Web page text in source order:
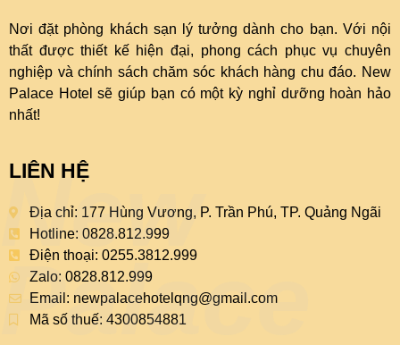
Nơi đặt phòng khách sạn lý tưởng dành cho bạn. Với nội
thất được thiết kế hiện đại, phong cách phục vụ chuyên
nghiệp và chính sách chăm sóc khách hàng chu đáo. New
Palace Hotel sẽ giúp bạn có một kỳ nghỉ dưỡng hoàn hảo
nhất!
LIÊN HỆ
Địa chỉ: 177 Hùng Vương, P. Trần Phú, TP. Quảng Ngãi
Hotline: 0828.812.999
Điện thoại: 0255.3812.999
Zalo: 0828.812.999
Email: newpalacehotelqng@gmail.com
Mã số thuế: 4300854881
New
Palace